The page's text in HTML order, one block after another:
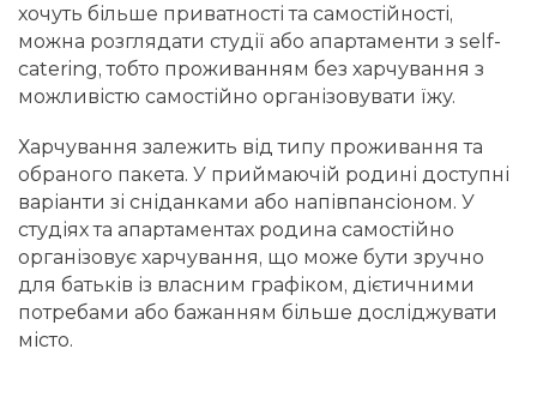
хочуть більше приватності та самостійності,
можна розглядати студії або апартаменти з self-
catering, тобто проживанням без харчування з
можливістю самостійно організовувати їжу.
Харчування залежить від типу проживання та
обраного пакета. У приймаючій родині доступні
варіанти зі сніданками або напівпансіоном. У
студіях та апартаментах родина самостійно
організовує харчування, що може бути зручно
для батьків із власним графіком, дієтичними
потребами або бажанням більше досліджувати
місто.